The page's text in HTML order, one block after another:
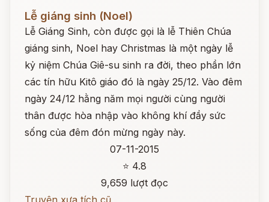
Đọc ngay
Lễ giáng sinh (Noel)
Lễ Giáng Sinh, còn được gọi là lễ Thiên Chúa
giáng sinh, Noel hay Christmas là một ngày lễ
kỷ niệm Chúa Giê-su sinh ra đời, theo phần lớn
các tín hữu Kitô giáo đó là ngày 25/12. Vào đêm
ngày 24/12 hằng năm mọi người cùng người
thân được hòa nhập vào không khí đầy sức
sống của đêm đón mừng ngày này.
07-11-2015
⭐ 4.8
9,659 lượt đọc
Truyện xưa tích cũ